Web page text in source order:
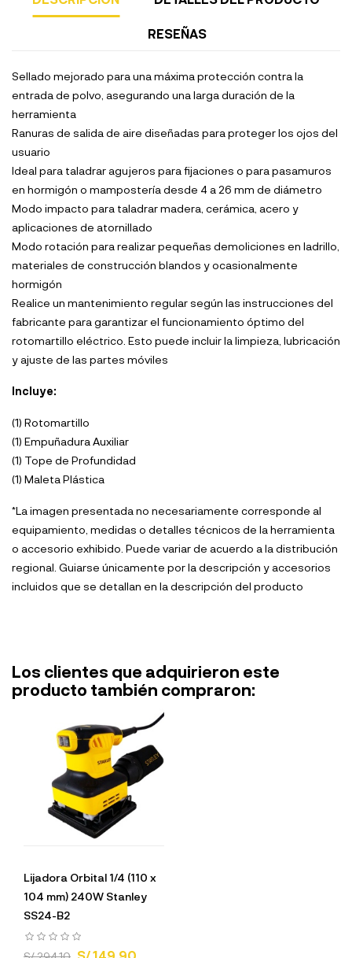
RESEÑAS
Sellado mejorado para una máxima protección contra la
entrada de polvo, asegurando una larga duración de la
herramienta
Ranuras de salida de aire diseñadas para proteger los ojos del
usuario
Ideal para taladrar agujeros para fijaciones o para pasamuros
en hormigón o mampostería desde 4 a 26 mm de diámetro
Modo impacto para taladrar madera, cerámica, acero y
aplicaciones de atornillado
Modo rotación para realizar pequeñas demoliciones en ladrillo,
materiales de construcción blandos y ocasionalmente
hormigón
Realice un mantenimiento regular según las instrucciones del
fabricante para garantizar el funcionamiento óptimo del
rotomartillo eléctrico. Esto puede incluir la limpieza, lubricación
y ajuste de las partes móviles
Incluye:
(1) Rotomartillo
(1) Empuñadura Auxiliar
(1) Tope de Profundidad
(1) Maleta Plástica
*La imagen presentada no necesariamente corresponde al
equipamiento, medidas o detalles técnicos de la herramienta
o accesorio exhibido. Puede variar de acuerdo a la distribución
regional. Guiarse únicamente por la descripción y accesorios
incluidos que se detallan en la descripción del producto
Los clientes que adquirieron este
producto también compraron:
Lijadora Orbital 1/4 (110 x
104 mm) 240W Stanley
SS24-B2